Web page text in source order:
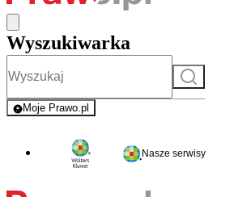
Wyszukiwarka
Szukaj
Moje Prawo.pl
- rejestracja i logowanie do serwisu
Nasze serwisy